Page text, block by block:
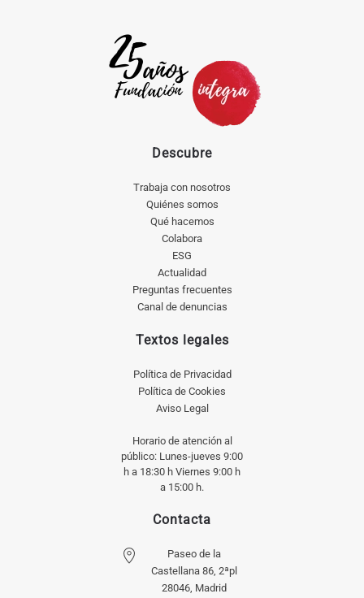
Descubre
Trabaja con nosotros
Quiénes somos
Qué hacemos
Colabora
ESG
Actualidad
Preguntas frecuentes
Canal de denuncias
Textos legales
Política de Privacidad
Política de Cookies
Aviso Legal
Horario de atención al
público: Lunes-jueves 9:00
h a 18:30 h Viernes 9:00 h
a 15:00 h.
Contacta
Paseo de la
Castellana 86, 2ªpl
28046, Madrid